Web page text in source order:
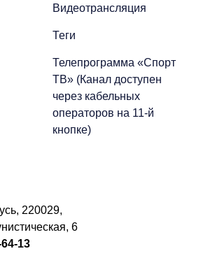
Видеотрансляция
Теги
Телепрограмма «Спорт
ТВ» (Канал доступен
через кабельных
операторов на 11-й
кнопке)
220029,
6
13